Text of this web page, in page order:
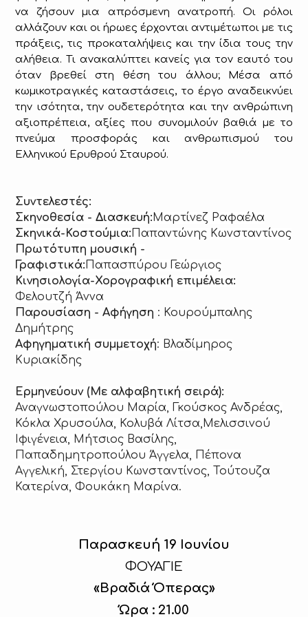
να ζήσουν μια απρόσμενη ανατροπή. Οι ρόλοι
αλλάζουν και οι ήρωες έρχονται αντιμέτωποι με τις
πράξεις, τις προκαταλήψεις και την ίδια τους την
αλήθεια. Τι ανακαλύπτει κανείς για τον εαυτό του
όταν βρεθεί στη θέση του άλλου; Μέσα από
κωμικοτραγικές καταστάσεις, το έργο αναδεικνύει
την ισότητα, την ουδετερότητα και την ανθρώπινη
αξιοπρέπεια, αξίες που συνομιλούν βαθιά με το
πνεύμα προσφοράς και ανθρωπισμού του
Ελληνικού Ερυθρού Σταυρού.
Συντελεστές:
Σκηνοθεσία - Διασκευή:Μαρτίνεζ Ραφαέλα
Σκηνικά-Κοστούμια:Παπαντώνης Κωνσταντίνος
Πρωτότυπη μουσική -
Γραφιστικά:Παπασπύρου Γεώργιος
Κινησιολογία-Χορογραφική επιμέλεια:
Φελουτζή Άννα
Παρουσίαση - Αφήγηση : Κουρούμπαλης
Δημήτρης
Αφηγηματική συμμετοχή: Βλαδίμηρος
Κυριακίδης
Ερμηνεύουν (Με αλφαβητική σειρά):
Αναγνωστοπούλου Μαρία, Γκούσκος Ανδρέας,
Κόκλα Χρυσούλα, Κολυβά Λίτσα,Μελισσινού
Ιφιγένεια, Μήτσιος Βασίλης,
Παπαδημητροπούλου Άγγελα, Πέπονα
Αγγελική, Στεργίου Κωνσταντίνος, Τούτουζα
Κατερίνα, Φουκάκη Μαρίνα.
Παρασκευή 19 Ιουνίου
ΦΟΥΑΓΙΕ
«Βραδιά Όπερας»
Ώρα : 21.00